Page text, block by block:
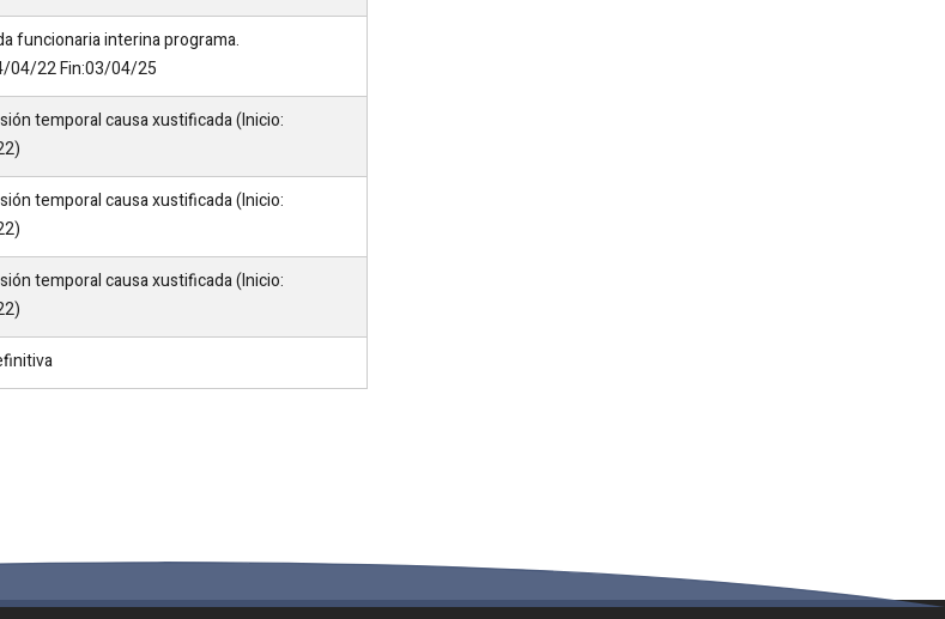
funcionaria interina programa.
04/22 Fin:03/04/25
temporal causa xustificada (Inicio:
temporal causa xustificada (Inicio:
temporal causa xustificada (Inicio: